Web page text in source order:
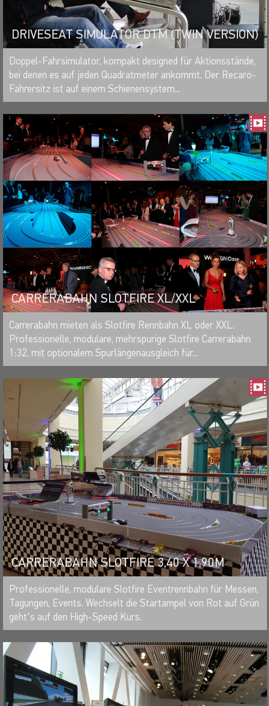
DRIVESEAT SIMULATOR DTM (TWIN VERSION)
MERKEN
Doppel-Fahrsimulator, kompakt designed für Aktionsstände,
bei denen es auf jeden Quadratmeter ankommt. Der Recaro-
Fahrersitz ist auf einem Schienensystem...
CARRERABAHN SLOTFIRE XL/XXL
MERKEN
Carrerabahn mieten als Slotfire Rennbahn XL oder XXL.
Professionelle, modulare, mehrspurige Slotfire Carrerabahn
1:32, mit optionalem Spurlängenausgleich für...
CARRERABAHN SLOTFIRE 3,40 X 1,90M
MERKEN
Professionelle, modulare Slotfire Eventrennbahn für Messen,
Tagungen, Events. Wechselt die Startampel von Rot auf Grün
geht's auf den High-Speed Kurs.